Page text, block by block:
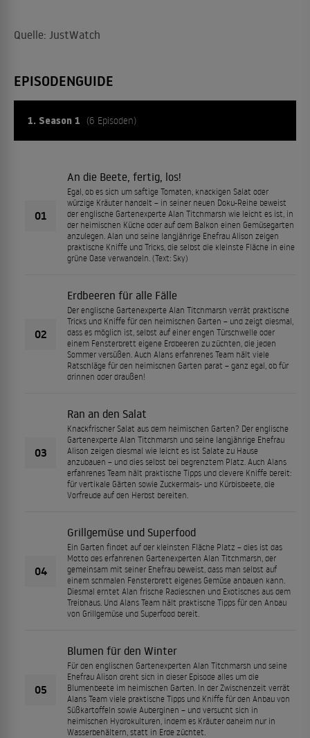
Quelle: JustWatch
EPISODENGUIDE
1. Season 1 (6 Episoden)
01
An die Beete, fertig, los!
Egal, ob es sich um saftige Tomaten, knackigen Salat oder
würzige Kräuter handelt – in seiner neuen Doku-Reihe beweist
der englische Gartenexperte Alan Titchmarsh wie leicht es ist, in
der heimischen Küche oder auf dem Balkon einen Gemüsegarten
anzulegen. Alan und seine langjährige Ehefrau Alison zeigen
praktische Kniffe und Tricks, die selbst die kleinste Fläche in eine
grüne Oase verwandeln. (Text: Sky)
02
Erdbeeren für alle Fälle
Der englische Gartenexperte Alan Titchmarsh verrät praktische
Tricks und Kniffe für den heimischen Garten – und zeigt diesmal,
dass es möglich ist, selbst auf einer engen Türschwelle oder
einem Fensterbrett eigene Erdbeeren zu züchten, die jeden
Sommer versüßen. Auch Alans erfahrenes Team hält viele
Ratschläge für den heimischen Garten parat – ganz egal, ob für
drinnen oder draußen!
03
Ran an den Salat
Knackfrischer Salat aus dem heimischen Garten? Der englische
Gartenexperte Alan Titchmarsh und seine langjährige Ehefrau
Alison zeigen diesmal wie leicht es ist Salate zu Hause
anzubauen – und dies selbst bei begrenztem Platz. Auch Alans
erfahrenes Team hält praktische Tipps und clevere Kniffe bereit:
für vertikale Gärten sowie Zuckermais- und Kürbisbeete, die
Vorfreude auf den Herbst bereiten.
04
Grillgemüse und Superfood
Ein Garten findet auf der kleinsten Fläche Platz – dies ist das
Motto des erfahrenen Gartenexperten Alan Titchmarsh, der
gemeinsam mit seiner Ehefrau beweist, dass man selbst auf
einem schmalen Fensterbrett eigenes Gemüse anbauen kann.
Diesmal erntet Alan frische Radieschen und Exotisches aus dem
Treibhaus. Und Alans Team hält praktische Tipps für den Anbau
von Grillgemüse und Superfood bereit.
05
Blumen für den Winter
Für den englischen Gartenexperten Alan Titchmarsh und seine
Ehefrau Alison dreht sich in dieser Episode alles um die
Blumenbeete im heimischen Garten. In der Zwischenzeit verrät
Alans Team viele praktische Tipps und Kniffe für den Anbau von
Süßkartoffeln sowie Auberginen – und versucht sich in
heimischen Hydrokulturen, indem es Kräuter daheim nur in
Wasserbehältern, statt in Erde züchtet.